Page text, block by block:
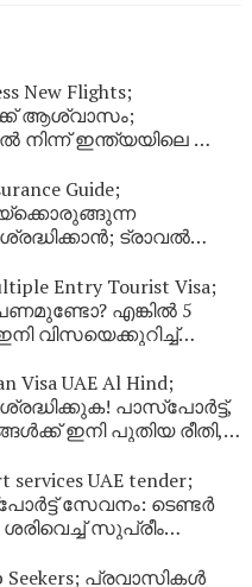
New Flights;
ആശ്വാസം;
നിന്ന് ഇന്ത്യയിലെ ഈ
Guide;
ട്രാവൽ
Entry Tourist Visa;
എങ്കിൽ 5
വിസയെക്കുറിച്ച്
പ്രവാസികൾ അറിയാതെ
Visa UAE Al Hind;
പാസ്‌പോർട്ട്,
ഇനി പുതിയ രീതി,
services UAE tender;
സേവനം: ടെണ്ടർ
ശരിവെച്ച് സുപ്രീം
പ്രവാസികൾ